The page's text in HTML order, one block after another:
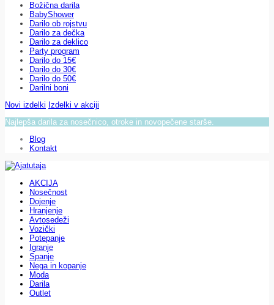
Božična darila
BabyShower
Darilo ob rojstvu
Darilo za dečka
Darilo za deklico
Party program
Darilo do 15€
Darilo do 30€
Darilo do 50€
Darilni boni
Novi izdelki Izdelki v akciji
Najlepša darila za nosečnico, otroke in novopečene starše.
Blog
Kontakt
AKCIJA
Nosečnost
Dojenje
Hranjenje
Avtosedeži
Vozički
Potepanje
Igranje
Spanje
Nega in kopanje
Moda
Darila
Outlet